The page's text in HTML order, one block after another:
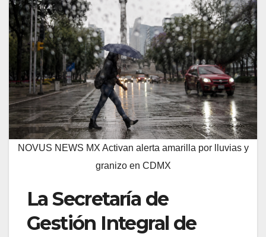
NOVUS NEWS MX Activan alerta amarilla por lluvias y
granizo en CDMX
La Secretaría de
Gestión Integral de